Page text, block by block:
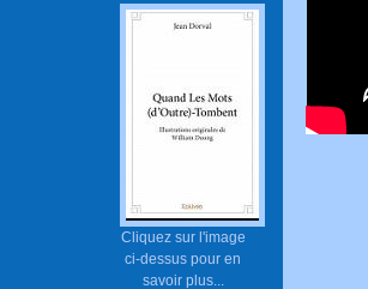
Cliquez sur l'image
ci-dessus pour en
savoir plus...